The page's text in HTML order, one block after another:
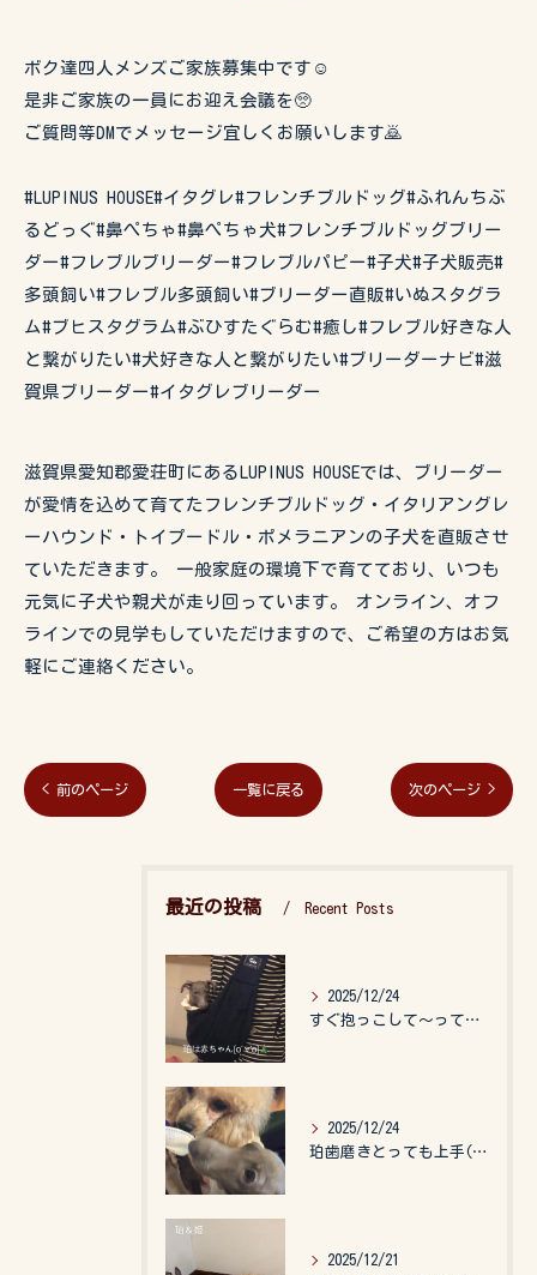
ボク達四人メンズご家族募集中です☺️
是非ご家族の一員にお迎え会議を🥺
ご質問等DMでメッセージ宜しくお願いします🙇
#LUPINUS HOUSE#イタグレ#フレンチブルドッグ#ふれんちぶ
るどっぐ#鼻ぺちゃ#鼻ぺちゃ犬#フレンチブルドッグブリー
ダー#フレブルブリーダー#フレブルパピー#子犬#子犬販売#
多頭飼い#フレブル多頭飼い#ブリーダー直販#いぬスタグラ
ム#ブヒスタグラム#ぶひすたぐらむ#癒し#フレブル好きな人
と繋がりたい#犬好きな人と繋がりたい#ブリーダーナビ#滋
賀県ブリーダー#イタグレブリーダー
滋賀県愛知郡愛荘町にあるLUPINUS HOUSEでは、ブリーダー
が愛情を込めて育てたフレンチブルドッグ・イタリアングレ
ーハウンド・トイプードル・ポメラニアンの子犬を直販させ
ていただきます。 一般家庭の環境下で育てており、いつも
元気に子犬や親犬が走り回っています。 オンライン、オフ
ラインでの見学もしていただけますので、ご希望の方はお気
軽にご連絡ください。
< 前のページ 一覧に戻る 次のページ >
最近の投稿 Recent Posts
2025/12/24
すぐ抱っこして〜って言うので、抱っこ紐に入れてゆらゆら☺️
2025/12/24
珀歯磨きとっても上手(о´∀`о)
2025/12/21